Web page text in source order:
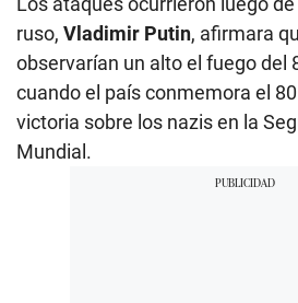
ruso, Vladimir Putin, afirmara
observarían un alto el fuego del
cuando el país conmemora el
victoria sobre los nazis en la
Mundial.